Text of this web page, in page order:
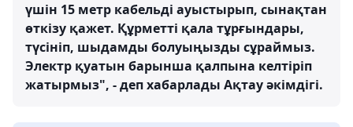
үшін 15 метр кабельді ауыстырып, сынақтан
өткізу қажет. Құрметті қала тұрғындары,
түсініп, шыдамды болуыңызды сұраймыз.
Электр қуатын барынша қалпына келтіріп
жатырмыз", - деп хабарлады Ақтау әкімдігі.